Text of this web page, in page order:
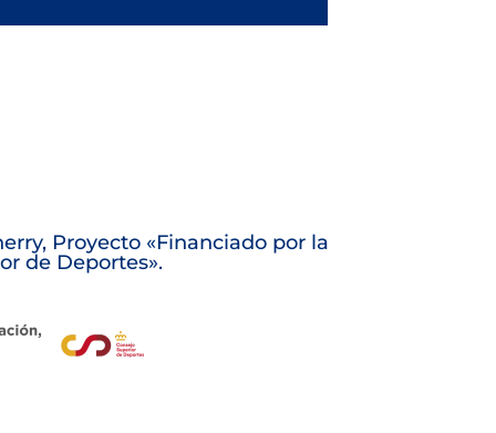
Proyecto «Financiado por la
de Deportes».